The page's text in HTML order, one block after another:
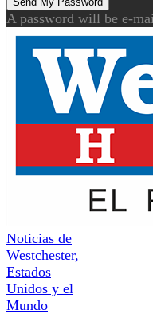
A password will be e-
Noticias de
Westchester,
Estados
Unidos y el
Mundo